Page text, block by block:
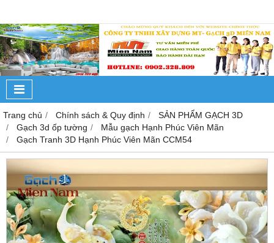
Trang chủ Chính sách & Quy định
SẢN PHẨM GẠCH 3D
Gạch 3d ốp tường
Mẫu gạch Hạnh Phúc Viên Mãn
Gạch Tranh 3D Hạnh Phúc Viên Mãn CCM54